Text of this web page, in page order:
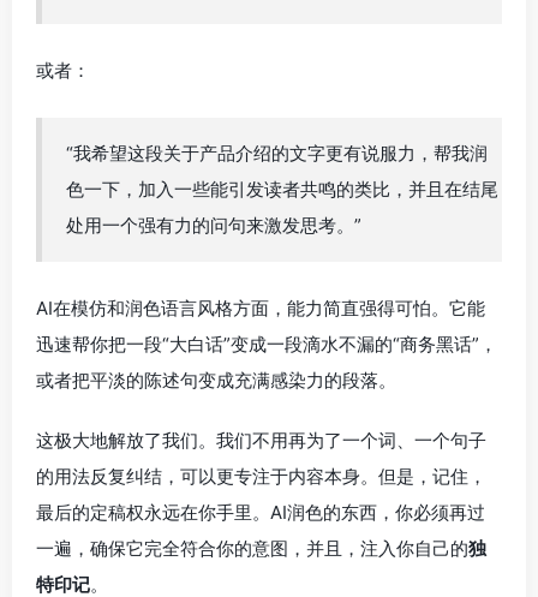
或者：
“我希望这段关于产品介绍的文字更有说服力，帮我润
色一下，加入一些能引发读者共鸣的类比，并且在结尾
处用一个强有力的问句来激发思考。”
AI在模仿和润色语言风格方面，能力简直强得可怕。它能
迅速帮你把一段“大白话”变成一段滴水不漏的“商务黑话”，
或者把平淡的陈述句变成充满感染力的段落。
这极大地解放了我们。我们不用再为了一个词、一个句子
的用法反复纠结，可以更专注于内容本身。但是，记住，
最后的定稿权永远在你手里。AI润色的东西，你必须再过
一遍，确保它完全符合你的意图，并且，注入你自己的独
特印记。